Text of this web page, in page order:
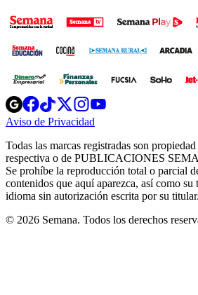
Opens
in
new
Opens
in
new
Opens
in
new
window
Opens
new
windowwindow
Aviso de Privacidad
new
window
Todas las marcas registradas son
respectiva o de PUBLICACIONES
Se prohíbe la reproducción total o parcial
contenidos que aquí aparezca, así como
idioma sin autorización escrita por su titular.
© 2026 Semana. Todos los derechos